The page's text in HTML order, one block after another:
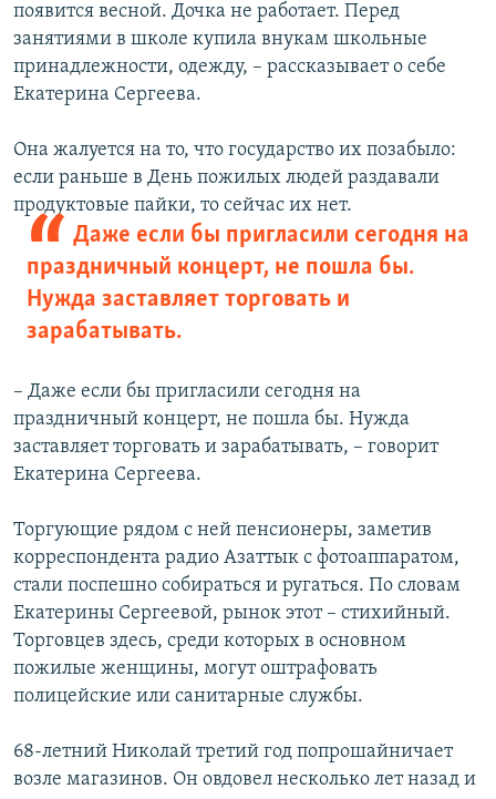
появится весной. Дочка не работает. Перед
занятиями в школе купила внукам школьные
принадлежности, одежду, – рассказывает о себе
Екатерина Сергеева.
Она жалуется на то, что государство их позабыло:
если раньше в День пожилых людей раздавали
продуктовые пайки, то сейчас их нет.
Даже если бы пригласили сегодня на
праздничный концерт, не пошла бы.
Нужда заставляет торговать и
зарабатывать.
– Даже если бы пригласили сегодня на
праздничный концерт, не пошла бы. Нужда
заставляет торговать и зарабатывать, – говорит
Екатерина Сергеева.
Торгующие рядом с ней пенсионеры, заметив
корреспондента радио Азаттык с фотоаппаратом,
стали поспешно собираться и ругаться. По словам
Екатерины Сергеевой, рынок этот – стихийный.
Торговцев здесь, среди которых в основном
пожилые женщины, могут оштрафовать
полицейские или санитарные службы.
68-летний Николай третий год попрошайничает
возле магазинов. Он овдовел несколько лет назад и